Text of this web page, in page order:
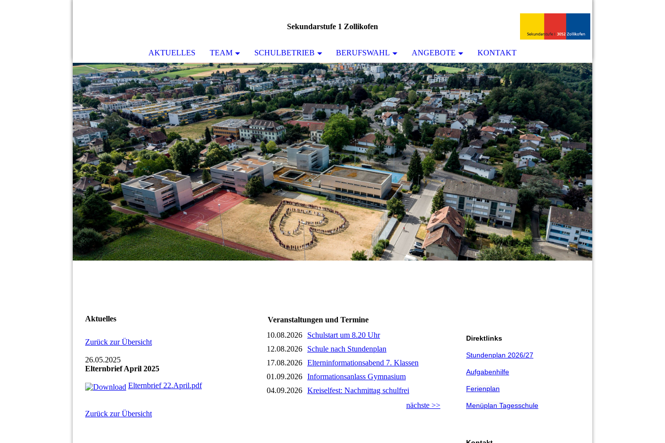
Sekundarstufe 1 Zollikofen
AKTUELLES TEAM SCHULBETRIEB BERUFSWAHL ANGEBOTE KONTAKT
Aktuelles
Zurück zur Übersicht
26.05.2025
Elternbrief April 2025
Elternbrief 22.April.pdf
Zurück zur Übersicht
Veranstaltungen und Termine
10.08.2026
Schulstart um 8.20 Uhr
12.08.2026
Schule nach Stundenplan
17.08.2026 Elterninformationsabend 7. Klassen
01.09.2026 Informationsanlass Gymnasium
04.09.2026 Kreiselfest: Nachmittag schulfrei
nächste >>
Direktlinks
Stundenplan 2026/27
Aufgabenhilfe
Ferienplan
Menüplan Tagesschule